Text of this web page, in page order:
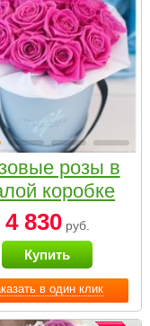
в один клик
розы в
коробке
4 830руб.
Купить